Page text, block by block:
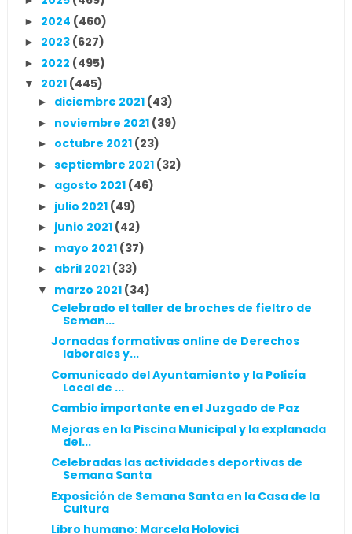
► 2024 (460)
► 2023 (627)
► 2022 (495)
▼ 2021 (445)
► diciembre 2021 (43)
► noviembre 2021 (39)
► octubre 2021 (23)
► septiembre 2021 (32)
► agosto 2021 (46)
► julio 2021 (49)
► junio 2021 (42)
► mayo 2021 (37)
► abril 2021 (33)
▼ marzo 2021 (34)
Celebrado el taller de broches de fieltro de
Seman...
Jornadas formativas online de Derechos
laborales y...
Comunicado del Ayuntamiento y la Policía
Local de ...
Cambio importante en el Juzgado de Paz
Mejoras en la Piscina Municipal y la explanada
del...
Celebradas las actividades deportivas de
Semana Santa
Exposición de Semana Santa en la Casa de la
Cultura
Libro humano: Marcela Holovici